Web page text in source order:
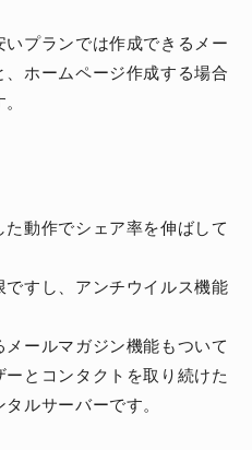
プランでは作成できるメー
ホームページ作成する場合
動作でシェア率を伸ばして
すし、アンチウイルス機能
ールマガジン機能もついて
とコンタクトを取り続けた
ルサーバーです。